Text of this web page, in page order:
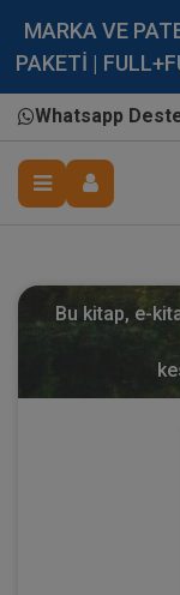
MARKA VE
PAKETİ |
Whatsapp
Bu kitap, e-